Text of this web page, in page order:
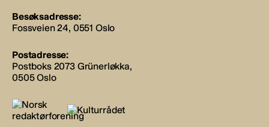
Besøksadresse:
Fossveien 24, 0551 Oslo
Postadresse:
Postboks 2073 Grünerløkka,
0505 Oslo